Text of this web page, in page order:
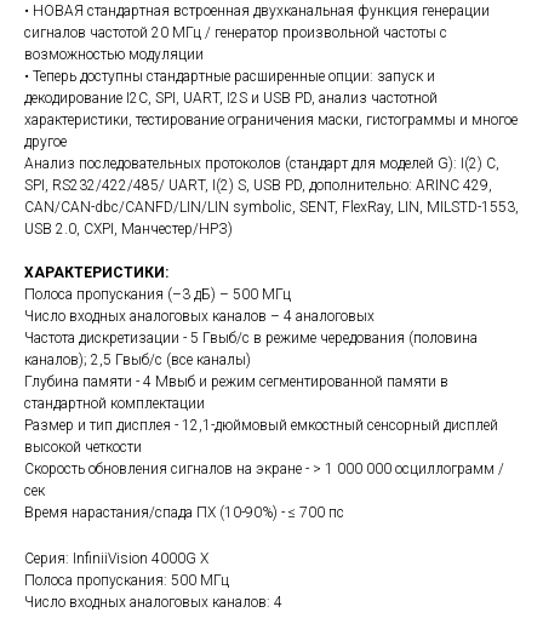
• НОВАЯ стандартная встроенная двухканальная функция генерации
сигналов частотой 20 МГц / генератор произвольной частоты с
возможностью модуляции
• Теперь доступны стандартные расширенные опции: запуск и
декодирование I2C, SPI, UART, I2S и USB PD, анализ частотной
характеристики, тестирование ограничения маски, гистограммы и многое
другое
Анализ последовательных протоколов (стандарт для моделей G): I(2) C,
SPI, RS232/422/485/ UART, I(2) S, USB PD, дополнительно: ARINC 429,
CAN/CAN-dbc/CANFD/LIN/LIN symbolic, SENT, FlexRay, LIN, MILSTD-1553,
USB 2.0, CXPI, Манчестер/НРЗ)
ХАРАКТЕРИСТИКИ:
Полоса пропускания (–3 дБ) – 500 МГц
Число входных аналоговых каналов – 4 аналоговых
Частота дискретизации - 5 Гвыб/с в режиме чередования (половина
каналов); 2,5 Гвыб/с (все каналы)
Глубина памяти - 4 Мвыб и режим сегментированной памяти в
стандартной комплектации
Размер и тип дисплея - 12,1-дюймовый емкостный сенсорный дисплей
высокой четкости
Скорость обновления сигналов на экране - > 1 000 000 осциллограмм /
сек
Время нарастания/спада ПХ (10-90%) - ≤ 700 пс
Серия: InfiniiVision 4000G X
Полоса пропускания: 500 МГц
Число входных аналоговых каналов: 4